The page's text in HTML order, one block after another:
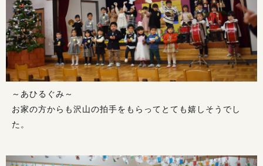
～あひるぐみ～
お家の方からも沢山の拍手をもらってとても嬉しそうでし
た。